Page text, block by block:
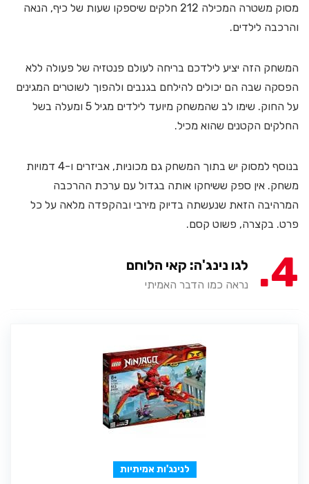
מסוק משטרה המכילה 212 חלקים שיספקו שעות של כיף, הנאה
והרכבה לילדים.
המשחק הזה יציע לילדכם בריחה לעולם פנטזיה של פעולה ללא
הפסקה שבה הם יכולים להילחם בגנבים ולהפוך לשוטרים המגינים
על החוק. שימו לב שהמשחק מיועד לילדים מגיל 5 ומעלה בשל
החלקים הקטנים שהוא מכיל.
בנוסף למסוק יש בתוך המשחק גם מכוניות, אביזרים ו-4 דמויות
משחק. אין ספק ששיחקו אותה בגדול עם ערכת ההרכבה
המרהיבה הזאת שנעשתה בדיוק מירבי ובהקפדה מלאה על כל
פרט. בקצרה, פשוט קסם.
4 לגו נינג'ה: קאי הלוחם
נראה כמו הדבר האמיתי
לנינג'ות אמיתיות